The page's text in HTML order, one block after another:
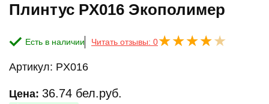
Плинтус PX016 Экополимер
Есть в наличии Читать отзывы: 0
Артикул: PX016
Цена: 36.74 бел.руб.